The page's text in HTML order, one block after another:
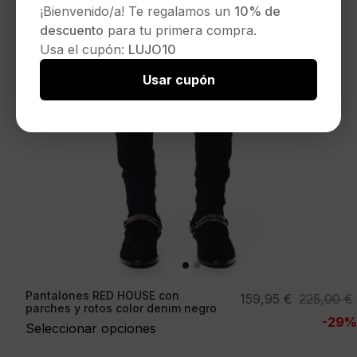
Pantalones RED HOUSE con
parches y rotos color denim negro
Seleccionar opciones
225,00€
El
159,95 €
El
-29%
¡Bienvenido/a! Te regalamos un 10% de
descuento para tu primera compra.
Usa el cupón: LUJO10
Usar cupón